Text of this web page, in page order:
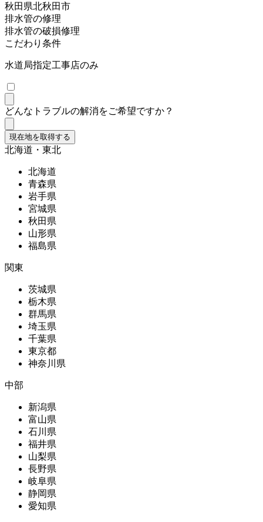
秋田県北秋田市
排水管の修理
排水管の破損修理
こだわり条件
水道局指定工事店のみ
どんなトラブルの解消をご希望ですか？
現在地を取得する
北海道・東北
北海道
青森県
岩手県
宮城県
秋田県
山形県
福島県
関東
茨城県
栃木県
群馬県
埼玉県
千葉県
東京都
神奈川県
中部
新潟県
富山県
石川県
福井県
山梨県
長野県
岐阜県
静岡県
愛知県